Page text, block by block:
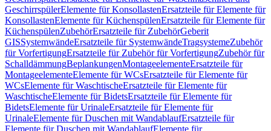
GeschirrspülerElemente für KonsollastenErsatzteile für Elemente für
KonsollastenElemente für KüchenspülenErsatzteile für Elemente für
KüchenspülenZubehörErsatzteile für ZubehörGeberit
GISSystemwändeErsatzteile für SystemwändeTragsystemeZubehör
für VorfertigungErsatzteile für Zubehör für VorfertigungZubehör für
SchalldämmungBeplankungenMontageelementeErsatzteile für
MontageelementeElemente für WCsErsatzteile für Elemente für
WCsElemente für WaschtischeErsatzteile für Elemente für
WaschtischeElemente für BidetsErsatzteile für Elemente für
BidetsElemente für UrinaleErsatzteile für Elemente für
UrinaleElemente für Duschen mit WandablaufErsatzteile für
Elemente für Duschen mit WandablaufElemente für